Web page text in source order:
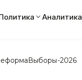
Аналитика
Выборы-2026